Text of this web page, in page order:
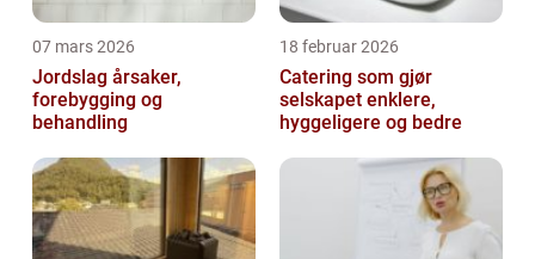
07 mars 2026
Jordslag årsaker,
forebygging og
behandling
18 februar 2026
Catering som gjør
selskapet enklere,
hyggeligere og bedre